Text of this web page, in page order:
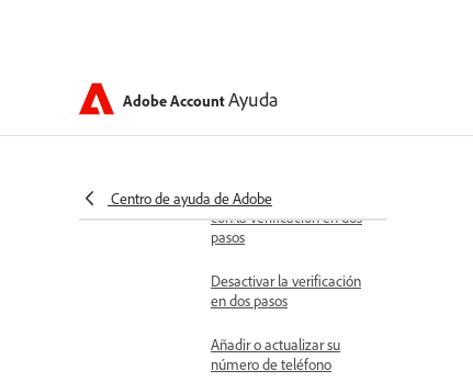
Adobe AccountAyuda
Centro de ayuda de Adobe
Usar la verificación en dos
pasos para su cuenta de
No puedo iniciar sesión
con la verificación en dos
pasos
Desactivar la verificación
en dos pasos
Añadir o actualizar su
número de teléfono